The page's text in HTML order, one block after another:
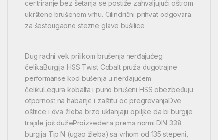
centriranje bez šetanja se postiže zahvaljujući oštrom
ukršteno brušenom vrhu. Cilindrični prihvat odgovara
za šestougaone stezne glave bušilice.
Dug radni vek prilikom brušenja nerđajućeg
čelikaBurgija HSS Twist Cobalt pruža dugotrajne
performanse kod bušenja u nerđajućem
čelikuLegura kobalta i puno brušeni HSS obezbeđuju
otpornost na habanje i zaštitu od pregrevanjaDve
oštrice i dva žleba brzo uklanjaju opiljke da bi burgije
trajale još dužeProizvedena prema normi DIN 338,
burgija Tip N (ugao žleba) sa vrhom od 135 stepeni,